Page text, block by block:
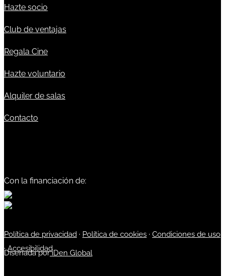
Hazte socio
Club de ventajas
Regala Cine
Hazte voluntario
Alquiler de salas
Contacto
Con la financiación de:
Política de privacidad · Política de cookies · Condiciones de uso
·Accesibilidad
Diseñada poriDen Global